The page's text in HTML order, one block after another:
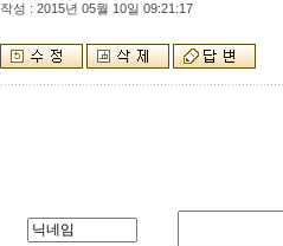
작성 : 2015년 05월 10일 09:21:17